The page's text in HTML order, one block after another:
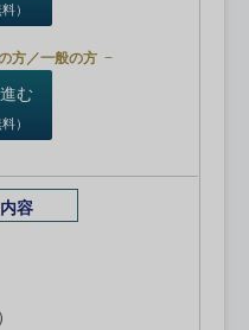
）
方／一般の方
む
）
容